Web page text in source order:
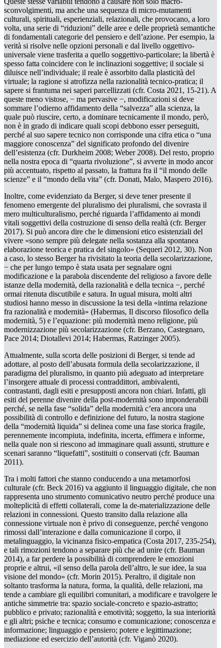
sconvolgimenti, ma anche una sequenza di micro-mutamenti
culturali, spirituali, esperienziali, relazionali, che provocano, a loro
volta, una serie di “riduzioni” delle aree e delle proprietà semantiche
di fondamentali categorie del pensiero e dell’azione. Per esempio, la
verità si risolve nelle opzioni personali e dal livello oggettivo-
universale viene trasferita a quello soggettivo-particolare; la libertà è
spesso fatta coincidere con le inclinazioni soggettive; il sociale si
diluisce nell’individuale; il reale è assorbito dalla plasticità del
virtuale; la ragione si atrofizza nella razionalità tecnico-pratica; il
sapere si frantuma nei saperi parcellizzati (cfr. Costa 2021, 15-21). A
queste meno vistose, − ma pervasive −, modificazioni si deve
sommare l’odierno affidamento della “salvezza” alla scienza, la
quale può riuscire, certo, a dominare tecnicamente il mondo, però,
non è in grado di indicare quali scopi debbono esser perseguiti,
perché al suo sapere tecnico non corrisponde una cifra etica o “una
maggiore conoscenza” del significato profondo del divenire
dell’esistenza (cfr. Durkheim 2008; Weber 2008). Del resto, proprio
nella nostra epoca di “quarta rivoluzione”, si avverte in modo ancor
più accentuato, rispetto al passato, la frattura fra il “il mondo delle
scienze” e il “mondo della vita” (cfr. Donati, Malo, Maspero 2016).
Inoltre, come evidenziato da Berger, si deve tener presente il
fenomeno emergente del pluralismo dei pluralismi, che sovrasta il
mero multiculturalismo, perché riguarda l’affidamento ai mondi
vitali soggettivi della costruzione di senso della realtà (cfr. Berger
2017). Si può ancora dire che le dimensioni etico esistenziali del
vivere «sono sempre più delegate nella sostanza alla spontanea
elaborazione teorica e pratica del singolo» (Sequeri 2012, 30). Non
a caso, lo stesso Berger ha rivisitato la teoria della secolarizzazione,
− che per lungo tempo è stata usata per segnalare ogni
modificazione e la parabola discendente del religioso a favore delle
istanze della modernità, della razionalità e della tecnica −, perché
ormai ritenuta discutibile e satura. In ugual misura, molti altri
studiosi hanno messo in discussione la tesi della «intima relazione
fra razionalità e modernità» (Habermas, Il discorso filosofico della
modernità, 5) e l’equazione: più modernità meno religione, più
modernizzazione più secolarizzazione (cfr. Berzano, Castegnaro,
Pace 2014; Diotallevi 2014; Habermas, Ratzinger 2005).
Attualmente, sulla scorta delle posizioni di Berger, si tende ad
adottare, al posto dell’abusata formula della secolarizzazione, il
paradigma del pluralismo, in quanto più adeguato ad interpretare
l’insorgere attuale di processi contraddittori, ambivalenti,
contrastanti, dagli esiti e presupposti ancora non chiari. Infatti, gli
esiti del perenne divenire della post-modernità sono imponderabili
perché, se nella fase “solida” della modernità c’era ancora una
possibilità di controllo e definizione del futuro, la nostra stagione
della “modernità liquida” si delinea come una fase storica fragile,
perennemente incompiuta, indefinita, incerta, effimera e informe,
nella quale non si riescono ad immaginare quali assunti, strutture e
scenari saranno “liquefatti”, sostituiti o conservati (cfr. Bauman
2011).
Tra i molti fattori che stanno conducendo a una metamorfosi
culturale (cfr. Beck 2016) va aggiunto il linguaggio digitale, che non
rappresenta uno strumento comunicativo neutro perché produce una
molteplicità di effetti collaterali, come la de-materializzazione delle
relazioni in connessioni. Questo transito dalla relazione alla
connessione virtuale non è privo di conseguenze, perché vengono
rimossi dall’interazione e dalla comunicazione il corpo, il
metalinguaggio, la vicinanza fisico-empatica (Costa 2017, 235-254),
e tali rimozioni tendono a separare più che ad unire (cfr. Bauman
2014), a far perdere la possibilità di comprendere le emozioni
proprie e altrui, «il senso della parola dell’altro, le sue idee, la sua
visione del mondo» (cfr. Morin 2015). Peraltro, il digitale non
soltanto trasforma la natura, forma, la qualità, delle relazioni, ma
tende a cambiare gli equilibri comunitari, a modificare e travolgere le
antiche simmetrie tra: spazio sociale-concreto e spazio-astratto;
pubblico e privato; razionalità e emotività; soggetto, la sua interiorità
e gli altri; psiche e tecnica; consumo e comunicazione; conoscenza e
informazione; linguaggio e pensiero; potere e legittimazione;
mediazione ed esercizio dell’autorità (cfr. Viganò 2020).